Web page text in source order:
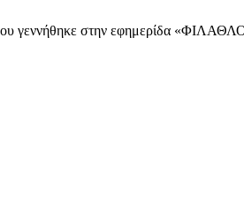
γεννήθηκε στην εφημερίδα